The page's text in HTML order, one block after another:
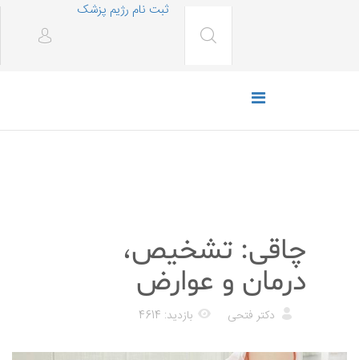
ثبت نام رژیم پزشک
چاقی: تشخیص،
درمان و عوارض
دکتر فتحی بازدید: 4614